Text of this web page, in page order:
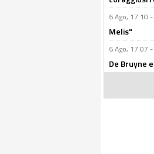
6 Ago, 17:10 -
Melis"
6 Ago, 17:07 -
De Bruyne